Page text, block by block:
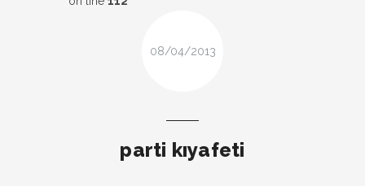
08/04/2013
parti kıyafeti